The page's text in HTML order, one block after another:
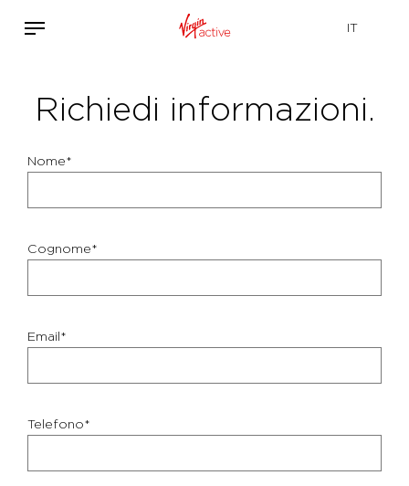
Richiedi informazioni.
Nome*
Cognome*
Email*
Telefono*